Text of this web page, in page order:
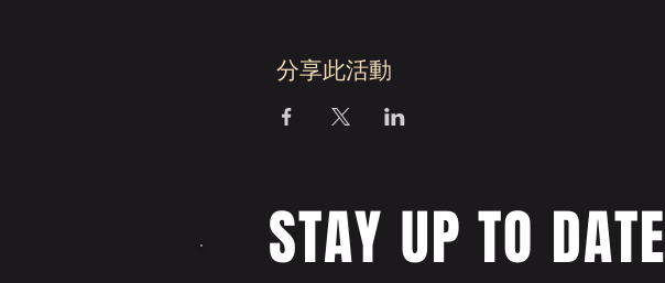
分享此活動
STAY UP TO DATE